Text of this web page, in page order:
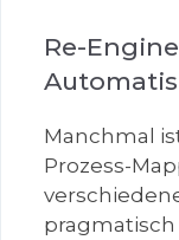
Re-
Manchmal
Prozess-
pragmatisch